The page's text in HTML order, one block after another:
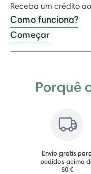
Receba um crédito
Como funciona?
Começar
Porquê
Envio gratis
pedidos acima
50 €